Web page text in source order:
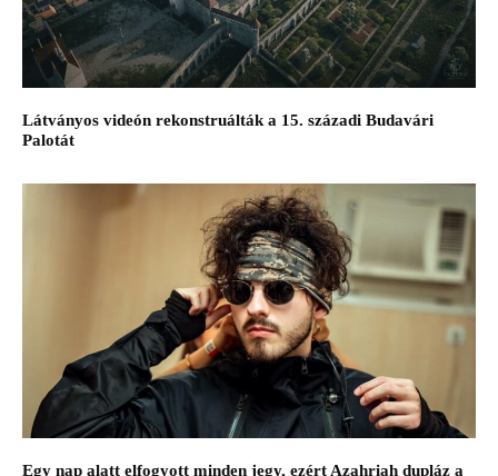
Látványos videón rekonstruálták a 15. századi Budavári
Palotát
Egy nap alatt elfogyott minden jegy, ezért Azahriah dupláz a